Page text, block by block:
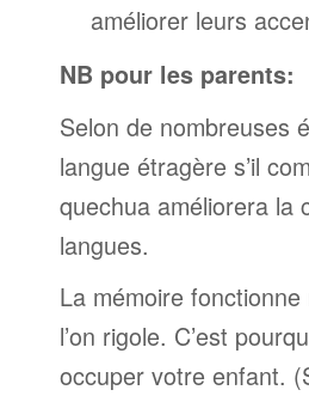
améliorer leurs
NB pour les parents:
Selon de nombreuses
langue étragère s’il
quechua améliorera la
langues.
La mémoire
l’on rigole. C’est
occuper votre enfant.